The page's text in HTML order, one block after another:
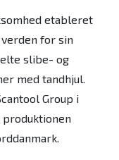
etableret
for sin
slibe- og
med tandhjul.
Group i
produktionen